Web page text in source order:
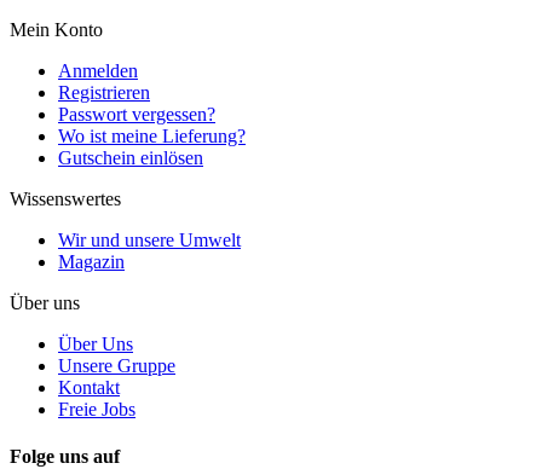
Mein Konto
Anmelden
Registrieren
Passwort vergessen?
Wo ist meine Lieferung?
Gutschein einlösen
Wissenswertes
Wir und unsere Umwelt
Magazin
Über uns
Über Uns
Unsere Gruppe
Kontakt
Freie Jobs
Folge uns auf